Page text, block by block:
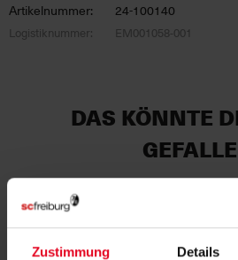
Zustimmung Details
Artikelnummer: 24-100140
Logistiknummer: EM001058-001
DAS KÖNNTE